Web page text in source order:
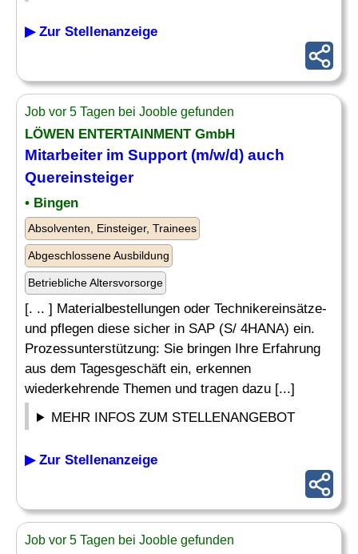
▶ Zur Stellenanzeige
Job vor 5 Tagen bei Jooble gefunden
LÖWEN ENTERTAINMENT GmbH
Mitarbeiter im Support (m/w/d) auch
Quereinsteiger
• Bingen
Absolventen, Einsteiger, Trainees
Abgeschlossene Ausbildung
Betriebliche Altersvorsorge
[. .. ] Materialbestellungen oder Technikereinsätze-
und pflegen diese sicher in SAP (S/ 4HANA) ein.
Prozessunterstützung: Sie bringen Ihre Erfahrung
aus dem Tagesgeschäft ein, erkennen
wiederkehrende Themen und tragen dazu [...]
MEHR INFOS ZUM STELLENANGEBOT
▶ Zur Stellenanzeige
Job vor 5 Tagen bei Jooble gefunden